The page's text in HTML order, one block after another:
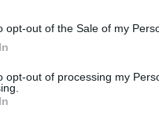
opt-out of the Sale of my
opt-out of processing my